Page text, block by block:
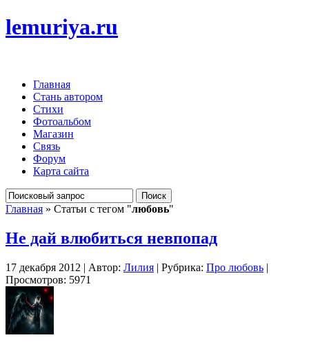
lemuriya.ru
Главная
Стань автором
Стихи
Фотоальбом
Магазин
Связь
Форум
Карта сайта
Главная » Статьи с тегом "любовь"
Не дай влюбиться невпопад
17 декабря 2012 | Автор: Лилия | Рубрика: Про любовь |
Просмотров: 5971